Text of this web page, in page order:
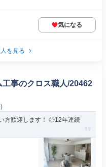
気になる
を見る
事のクロス職人/20462
方歓迎します！ ◎12年連続